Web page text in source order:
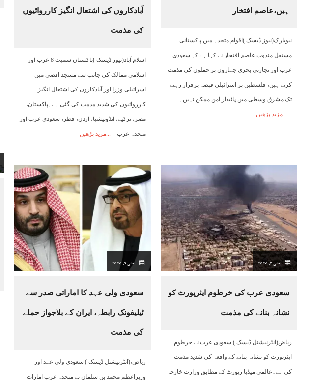
ہیں،عاصم افتخار
نیویارک(نیوز ڈیسک )اقوام متحدہ میں پاکستانی
مستقل مندوب عاصم افتخار نے کہا ہے کہ سعودی
عرب اور تجارتی بحری جہازوں پر حملوں کی مذمت
کرتے ہیں، فلسطین پر اسرائیلی قبضہ برقرار رہنے
تک مشرق وسطی میں پائیدار امن ممکن نہیں۔
مزید پڑھیں
آبادکاروں کی اشتعال انگیز کارروائیوں
کی مذمت
اسلام آباد(نیوز ڈیسک )پاکستان سمیت 8 عرب اور
اسلامی ممالک کی جانب سے مسجد اقصی میں
اسرائیلی وزرا اور آبادکاروں کی اشتعال انگیز
کارروائیوں کی شدید مذمت کی گئی ہے۔پاکستان،
مصر، ترکیے، انڈونیشیا، اردن، قطر، سعودی عرب اور
متحدہ عرب مزید پڑھیں
مئی 7, 2026
سعودی عرب کی خرطوم ایئرپورٹ کو
نشانہ بنانے کی مذمت
ریاض(انٹرنیشنل ڈیسک ) سعودی عرب نے خرطوم
ایئرپورٹ کو نشانہ بنانے کے واقعہ کی شدید مذمت
کی ہے۔عالمی میڈیا رپورٹ کے مطابق وزارت خارجہ
مئی 5, 2026
سعودی ولی عہد کا اماراتی صدر سے
ٹیلیفونک رابطہ، ایران کے بلاجواز حملے
کی مذمت
ریاض،(انٹرنیشنل ڈیسک ) سعودی ولی عہد اور
وزیرِاعظم محمد بن سلمان نے متحدہ عرب امارات